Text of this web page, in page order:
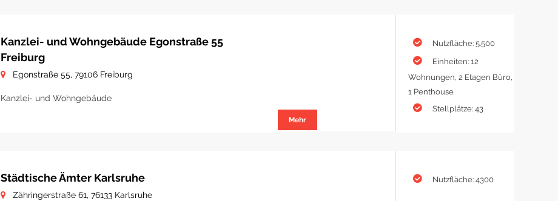
Kanzlei- und Wohngebäude Egonstraße 55
Freiburg
Egonstraße 55, 79106 Freiburg
Kanzlei- und Wohngebäude
Mehr
Nutzfläche: 5.500
Einheiten: 12
Wohnungen, 2 Etagen Büro,
1 Penthouse
Stellplätze: 43
Städtische Ämter Karlsruhe
Zähringerstraße 61, 76133 Karlsruhe
Nutzfläche: 4300